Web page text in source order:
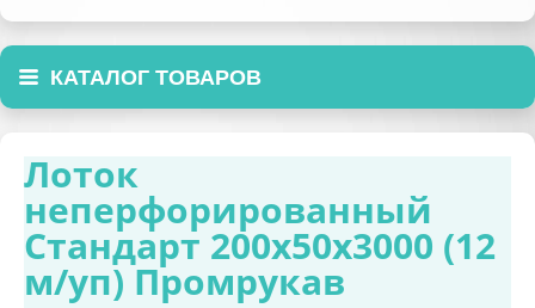
КАТАЛОГ ТОВАРОВ
Лоток
неперфорированный
Стандарт 200х50х3000 (12
м/уп) Промрукав